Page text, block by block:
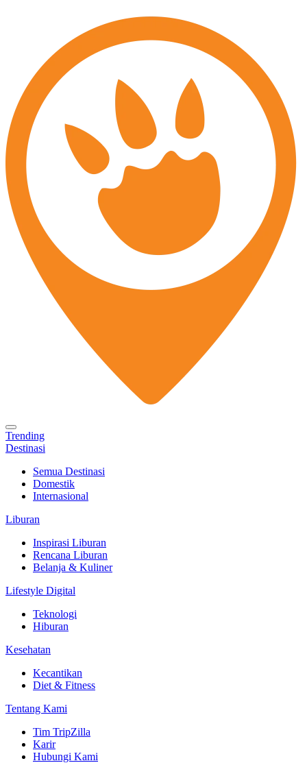
Trending
Destinasi
Semua Destinasi
Domestik
Internasional
Liburan
Inspirasi Liburan
Rencana Liburan
Belanja & Kuliner
Lifestyle Digital
Teknologi
Hiburan
Kesehatan
Kecantikan
Diet & Fitness
Tentang Kami
Tim TripZilla
Karir
Hubungi Kami